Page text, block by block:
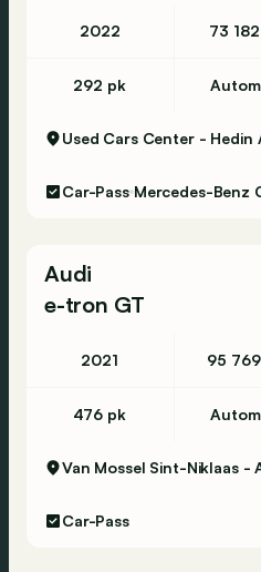
2022 73
292 pk
Car-Pass Mercedes-Benz
Audi
e-tron GT
2021 95
476 pk
Van Mossel Sint-Niklaas -
Car-Pass